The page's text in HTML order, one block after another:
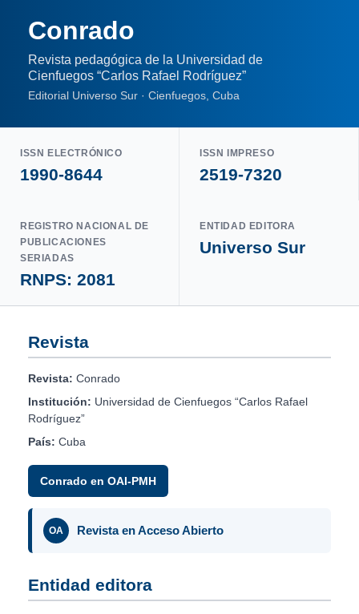
Conrado
Revista pedagógica de la Universidad de
Cienfuegos “Carlos Rafael Rodríguez”
Editorial Universo Sur · Cienfuegos, Cuba
ISSN ELECTRÓNICO
1990-8644
ISSN IMPRESO
2519-7320
REGISTRO NACIONAL DE
PUBLICACIONES
SERIADAS
RNPS: 2081
ENTIDAD EDITORA
Universo Sur
Revista
Revista: Conrado
Institución: Universidad de Cienfuegos “Carlos Rafael
Rodríguez”
País: Cuba
Conrado en OAI-PMH
OA Revista en Acceso Abierto
Entidad editora